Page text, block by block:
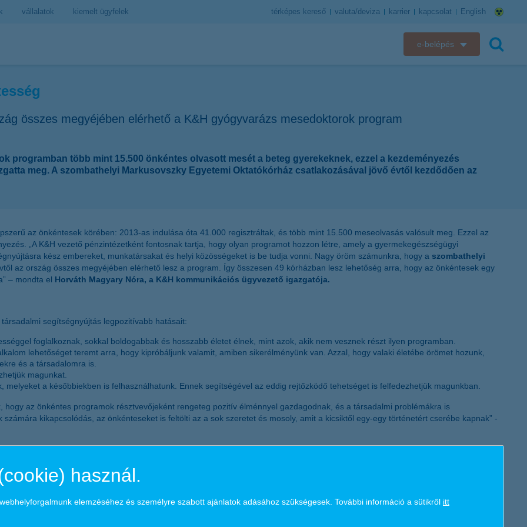
vállalatok kiemelt ügyfelek térképes kereső valuta/deviza karrier kapcsolat English
e-belépés
K&H web Electra
K&H e-kártyafelület
összes megyéjében elérhető a K&H gyógyvarázs mesedoktorok program
programban több mint 15.500 önkéntes olvasott mesét a beteg gyerekeknek, ezzel a kezdeményezés
meg. A szombathelyi Markusovszky Egyetemi Oktatókórház csatlakozásával jövő évtől kezdődően az
az önkéntesek körében: 2013-as indulása óta 41.000 regisztráltak, és több mint 15.500 meseolvasás valósult meg. Ezzel az
„A K&H vezető pénzintézetként fontosnak tartja, hogy olyan programot hozzon létre, amely a gyermekegészségügyi
kész embereket, munkatársakat és helyi közösségeket is be tudja vonni. Nagy öröm számunkra, hogy a szombathelyi
az ország összes megyéjében elérhető lesz a program. Így összesen 49 kórházban lesz lehetőség arra, hogy az önkéntesek egy
– mondta el Horváth Magyary Nóra, a K&H kommunikációs ügyvezető igazgatója.
segítségnyújtás legpozitívabb hatásait:
foglalkoznak, sokkal boldogabbak és hosszabb életet élnek, mint azok, akik nem vesznek részt ilyen programban.
lehetőséget teremt arra, hogy kipróbáljunk valamit, amiben sikerélményünk van. Azzal, hogy valaki életébe örömet hozunk,
és a társadalomra is.
magunkat.
a későbbiekben is felhasználhatunk. Ennek segítségével az eddig rejtőzködő tehetséget is felfedezhetjük magunkban.
hogy az önkéntes programok résztvevőjeként rengeteg pozitív élménnyel gazdagodnak, és a társadalmi problémákra is
kikapcsolódás, az önkénteseket is feltölti az a sok szeretet és mosoly, amit a kicsiktől egy-egy történetért cserébe kapnak” -
használ.
elemzéséhez és személyre szabott ajánlatok adásához szükségesek. További információ a sütikről itt